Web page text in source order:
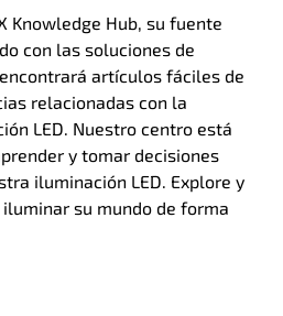
Knowledge Hub, su fuente
con las soluciones de
artículos fáciles de
relacionadas con la
LED. Nuestro centro está
y tomar decisiones
iluminación LED. Explore y
su mundo de forma